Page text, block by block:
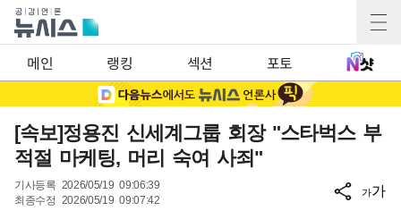
메인 랭킹 섹션 포토
[속보]정용진 신세계그룹 회장 "스타벅스 부
적절 마케팅, 머리 숙여 사죄"
기사등록 2026/05/19 09:06:39
최종수정 2026/05/19 09:07:42
가가